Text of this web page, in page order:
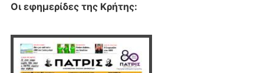
Οι εφημερίδες της Κρήτης: